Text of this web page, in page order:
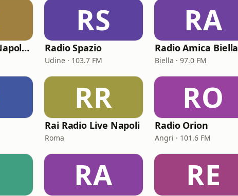
Solo Canzoni Napoletane
RS
Radio Spazio
Udine · 103.7 FM
RA
Radio Amica Biella
Biella · 97.0 FM
RR
Rai Radio Live Napoli
Roma
RO
Radio Orion
Angri · 101.6 FM
RA RE